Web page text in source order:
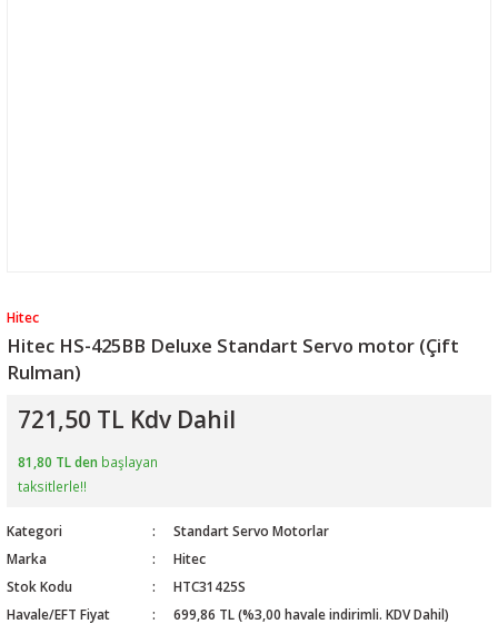
Hitec
Hitec HS-425BB Deluxe Standart Servo motor (Çift
Rulman)
721,50 TL Kdv Dahil
81,80 TL den başlayan
taksitlerle!!
Kategori
Standart Servo Motorlar
Marka
Hitec
Stok Kodu
HTC31425S
Havale/EFT Fiyat
699,86 TL (%3,00 havale indirimli. KDV Dahil)